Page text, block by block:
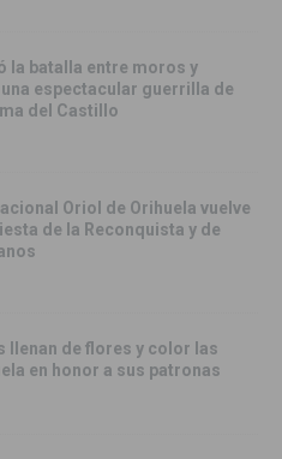
la batalla entre moros y
espectacular guerrilla de
del Castillo
Oriol de Orihuela vuelve
de la Reconquista y de
llenan de flores y color las
en honor a sus patronas